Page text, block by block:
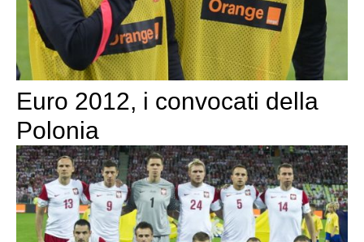
Euro 2012, i convocati della
Polonia